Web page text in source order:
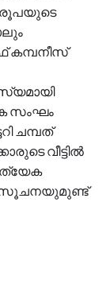
രൂപയുടെ
കമ്പനീസ്
സംഘം
ചമ്പത്
വീട്ടില്‍
സൂചനയുമുണ്ട്